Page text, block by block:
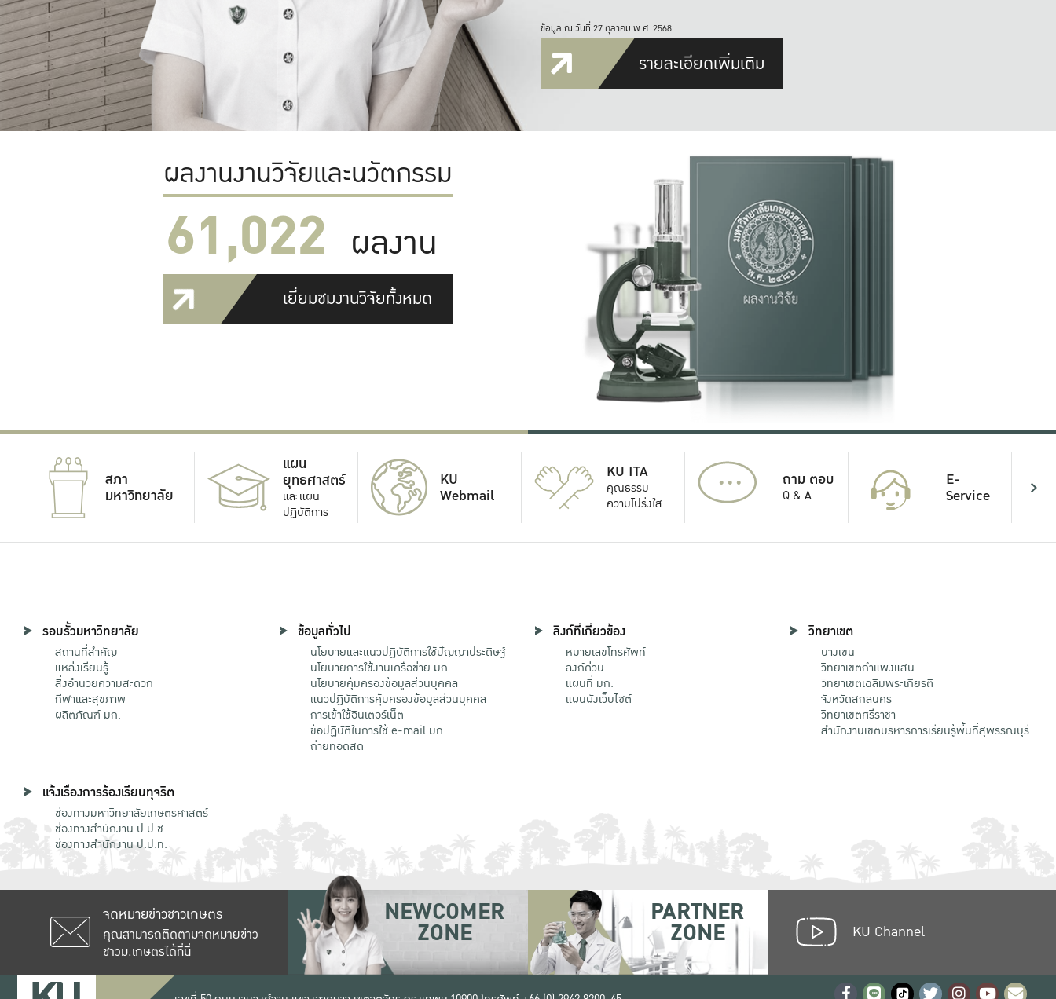
ข้อมูล ณ วันที่ 27 ตุลาคม พ.ศ. 2568
รายละเอียดเพิ่มเติม
ผลงานงานวิจัยและนวัตกรรม
61,022 ผลงาน
เยี่ยมชมงานวิจัยทั้งหมด
สภา
มหาวิทยาลัย
แผน
ยุทธศาสตร์
และแผน
ปฏิบัติการ
KU
Webmail
KU ITA
คุณธรรม
ความโปร่งใส
... ถาม ตอบ
Q & A
E-
Service
รอบรั้วมหาวิทยาลัย
สถานที่สำคัญ
แหล่งเรียนรู้
สิ่งอำนวยความสะดวก
กีฬาและสุขภาพ
ผลิตภัณฑ์ มก.
ข้อมูลทั่วไป
นโยบายและแนวปฏิบัติการใช้ปัญญาประดิษฐ์
นโยบายการใช้งานเครือข่าย มก.
นโยบายคุ้มครองข้อมูลส่วนบุคคล
แนวปฏิบัติการคุ้มครองข้อมูลส่วนบุคคล
การเข้าใช้อินเตอร์เน็ต
ข้อปฏิบัติในการใช้ e-mail มก.
ถ่ายทอดสด
ลิงก์ที่เกี่ยวข้อง
หมายเลขโทรศัพท์
ลิงก์ด่วน
แผนที่ มก.
แผนผังเว็บไซต์
วิทยาเขต
บางเขน
วิทยาเขตกําแพงแสน
วิทยาเขตเฉลิมพระเกียรติ
จังหวัดสกลนคร
วิทยาเขตศรีราชา
สำนักงานเขตบริหารการเรียนรู้พื้นที่สุพรรณบุรี
แจ้งเรื่องการร้องเรียนทุจริต
ช่องทางมหาวิทยาลัยเกษตรศาสตร์
ช่องทางสำนักงาน ป.ป.ช.
ช่องทางสำนักงาน ป.ป.ท.
จดหมายข่าวชาวเกษตร
คุณสามารถติดตามจดหมายข่าว
ชาวม.เกษตรได้ที่นี่
NEWCOMER
ZONE
PARTNER
ZONE KU Channel